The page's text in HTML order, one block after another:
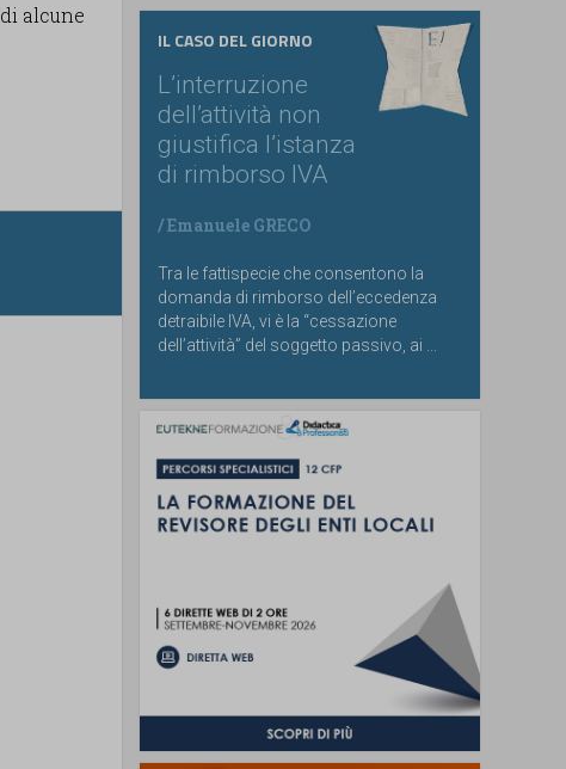
di alcune
IL CASO DEL GIORNO
L’interruzione
dell’attività non
giustifica l’istanza
di rimborso IVA
/Emanuele GRECO
Tra le fattispecie che consentono la
domanda di rimborso dell’eccedenza
detraibile IVA, vi è la “cessazione
dell’attività” del soggetto passivo, ai ...